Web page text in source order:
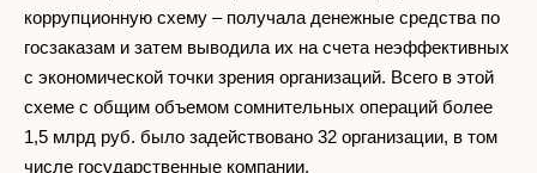
коррупционную схему – получала денежные средства по
госзаказам и затем выводила их на счета неэффективных
с экономической точки зрения организаций. Всего в этой
схеме с общим объемом сомнительных операций более
1,5 млрд руб. было задействовано 32 организации, в том
числе государственные компании.